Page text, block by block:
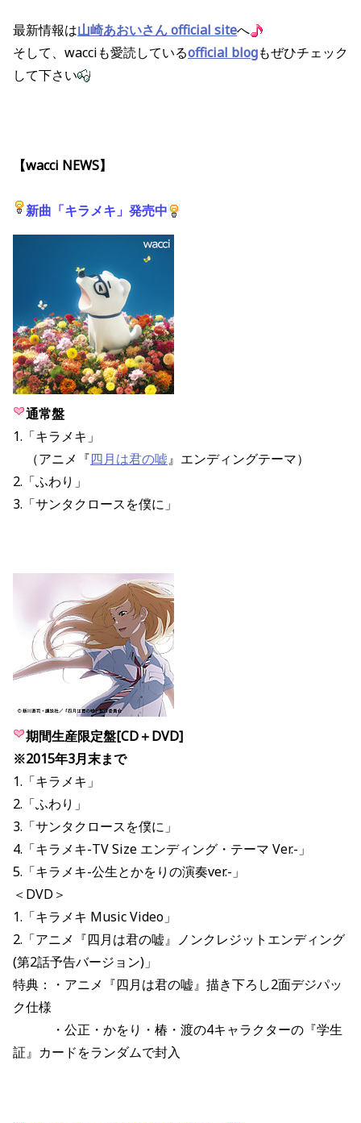
最新情報は山崎あおいさん official siteへ
そして、wacciも愛読しているofficial blogもぜひチェック
して下さい
【wacci NEWS】
新曲「キラメキ」発売中
通常盤
1.「キラメキ」
（アニメ『四月は君の嘘』エンディングテーマ）
2.「ふわり」
3.「サンタクロースを僕に」
期間生産限定盤[CD＋DVD]
※2015年3月末まで
1.「キラメキ」
2.「ふわり」
3.「サンタクロースを僕に」
4.「キラメキ-TV Size エンディング・テーマ Ver.-」
5.「キラメキ-公生とかをりの演奏ver.-」
＜DVD＞
1.「キラメキ Music Video」
2.「アニメ『四月は君の嘘』ノンクレジットエンディング
(第2話予告バージョン)」
特典：・アニメ『四月は君の嘘』描き下ろし2面デジパッ
ク仕様
・公正・かをり・椿・渡の4キャラクターの『学生
証』カードをランダムで封入